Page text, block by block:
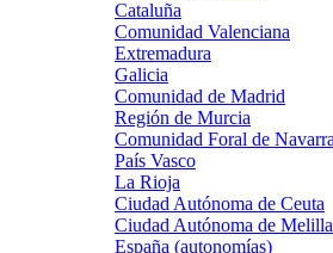
Cataluña
Comunidad Valenciana
Extremadura
Galicia
Comunidad de Madrid
Región de Murcia
Comunidad Foral de Navarra
País Vasco
La Rioja
Ciudad Autónoma de Ceuta
Ciudad Autónoma de Melilla
España (autonomías)